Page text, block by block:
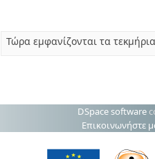
Τώρα εμφανίζονται τα
DSpace software
Επικοινωνήστε